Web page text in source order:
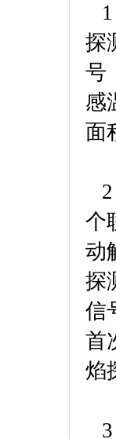
1
探
号
感
面
2
个
动
探
信
首
焰
3